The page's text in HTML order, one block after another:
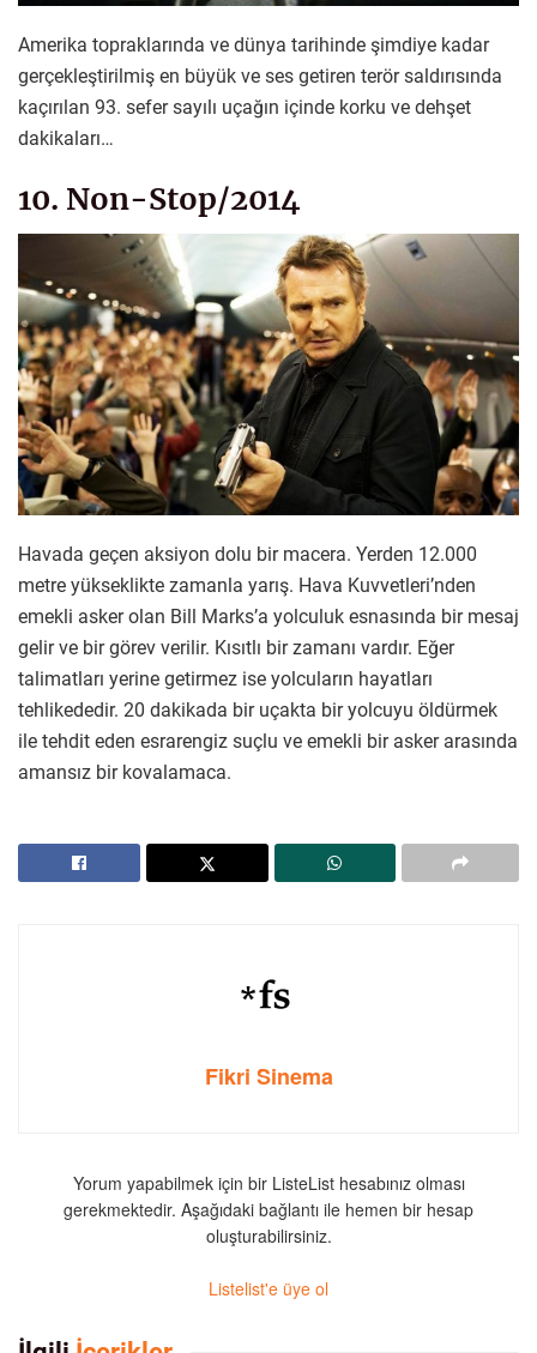
Amerika topraklarında ve dünya tarihinde şimdiye kadar
gerçekleştirilmiş en büyük ve ses getiren terör saldırısında
kaçırılan 93. sefer sayılı uçağın içinde korku ve dehşet
dakikaları…
10. Non-Stop/2014
Havada geçen aksiyon dolu bir macera. Yerden 12.000
metre yükseklikte zamanla yarış. Hava Kuvvetleri’nden
emekli asker olan Bill Marks’a yolculuk esnasında bir mesaj
gelir ve bir görev verilir. Kısıtlı bir zamanı vardır. Eğer
talimatları yerine getirmez ise yolcuların hayatları
tehlikededir. 20 dakikada bir uçakta bir yolcuyu öldürmek
ile tehdit eden esrarengiz suçlu ve emekli bir asker arasında
amansız bir kovalamaca.
Fikri Sinema
Yorum yapabilmek için bir ListeList hesabınız olması
gerekmektedir. Aşağıdaki bağlantı ile hemen bir hesap
oluşturabilirsiniz.
Listelist'e üye ol